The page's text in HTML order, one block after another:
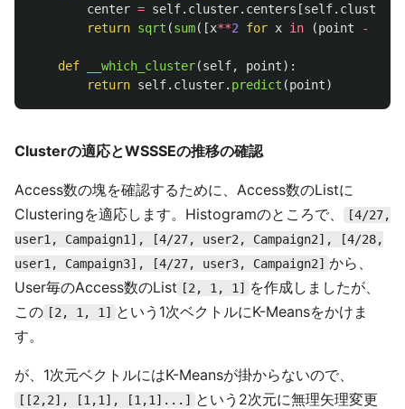
center = self. cluster. centers [self. cluster
return sqrt (sum([x**2 for x in (point -
def __which_cluster(self, point):
return self. cluster. predict (point)
Clusterの適応とWSSSEの推移の確認
Access数の塊を確認するために、Access数のListに
Clusteringを適応します。Histogramのところで、
[4/27,
user1, Campaign1], [4/27, user2, Campaign2], [4/28,
user1, Campaign3], [4/27, user3, Campaign2] から、
User毎のAccess数のList [2, 1, 1]
を作成しましたが、
この [2, 1, 1]
という1次ベクトルにK-Meansをかけま
す。
が、1次元ベクトルにはK-Meansが掛からないので、
[[2,2], [1,1], [1,1]...]
という2次元に無理矢理変更